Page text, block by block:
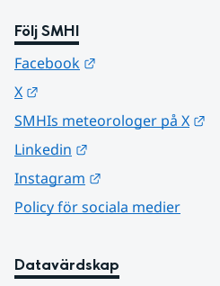
Följ SMHI
Facebook
X
SMHIs meteorologer på X
Linkedin
Instagram
Policy för sociala medier
Datavärdskap